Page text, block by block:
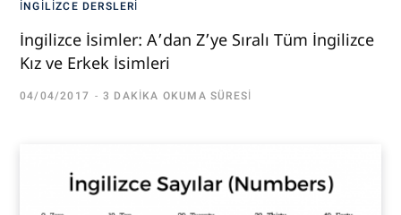
İNGILIZCE DERSLERI
İngilizce İsimler: A’dan Z’ye Sıralı Tüm İngilizce
Kız ve Erkek İsimleri
04/04/2017 3 DAKIKA OKUMA SÜRESI